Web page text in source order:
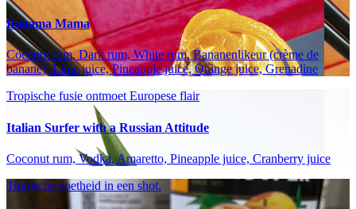
Bahama Mama
Coconut rum, Dark rum, White rum, Bananenlikeur (crème de
banane), Lime juice, Pineapple juice, Orange juice, Grenadine
Tropische fusie ontmoet Europese flair
Italian Surfer with a Russian Attitude
Coconut rum, Vodka, Amaretto, Pineapple juice, Cranberry juice
Tropische zoetheid in een shot.